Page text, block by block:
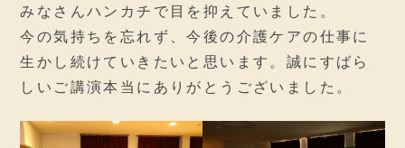
みなさんハンカチで目を抑えていました。
今の気持ちを忘れず、今後の介護ケアの仕事に
生かし続けていきたいと思います。誠にすばら
しいご講演本当にありがとうございました。